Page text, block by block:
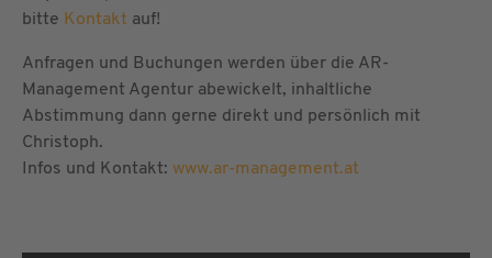
bitte Kontakt auf!
Anfragen und Buchungen werden über die AR-
Management Agentur abewickelt, inhaltliche
Abstimmung dann gerne direkt und persönlich mit
Christoph.
Infos und Kontakt: www.ar-management.at